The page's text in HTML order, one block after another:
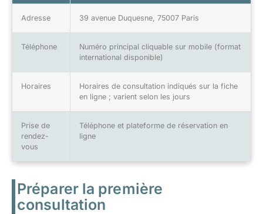
Adresse 39 avenue Duquesne, 75007 Paris
Téléphone
Numéro principal cliquable sur mobile (format
international disponible)
Horaires
Horaires de consultation indiqués sur la fiche
en ligne ; varient selon les jours
Prise de
rendez-
vous
Téléphone et plateforme de réservation en
ligne
Préparer la première
consultation